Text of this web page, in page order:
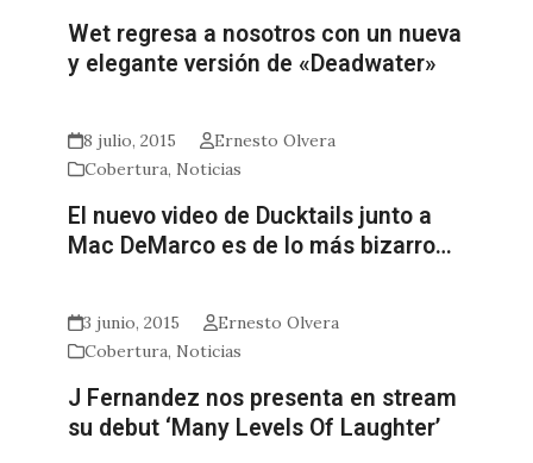
Wet regresa a nosotros con un nueva
y elegante versión de «Deadwater»
8 julio, 2015
Ernesto Olvera
Cobertura, Noticias
El nuevo video de Ducktails junto a
Mac DeMarco es de lo más bizarro…
3 junio, 2015
Ernesto Olvera
Cobertura, Noticias
J Fernandez nos presenta en stream
su debut ‘Many Levels Of Laughter’